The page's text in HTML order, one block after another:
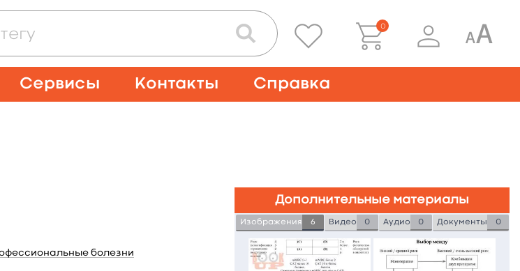
0
Сервисы Контакты Справка
болезни
Дополнительные материалы
Изображения 6 Видео 0 Аудио 0 Документы 0